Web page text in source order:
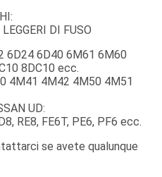
DI FUSO
6D24 6D40 6M61 6M60
8DC10 ecc.
4M41 4M42 4M50 4M51
UD:
RE8, FE6T, PE6, PF6 ecc.
se avete qualunque